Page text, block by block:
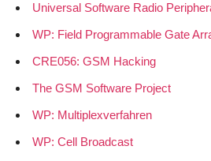
Universal Software Radio
WP: Field Programmable Gate
CRE056: GSM Hacking
The GSM Software Project
WP: Multiplexverfahren
WP: Cell Broadcast